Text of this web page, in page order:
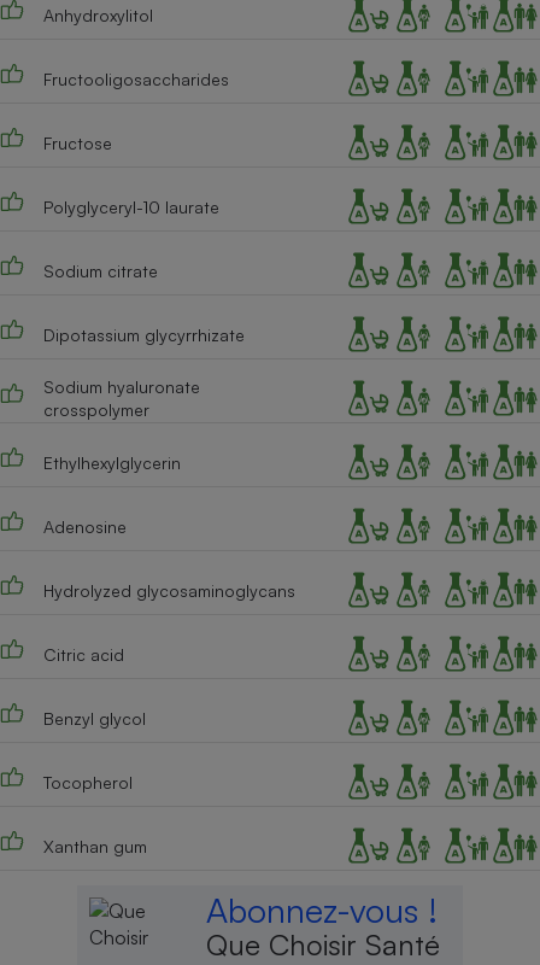
Anhydroxylitol
Fructooligosaccharides
Fructose
Polyglyceryl-10 laurate
Sodium citrate
Dipotassium glycyrrhizate
Sodium hyaluronate
crosspolymer
Ethylhexylglycerin
Adenosine
Hydrolyzed glycosaminoglycans
Citric acid
Benzyl glycol
Tocopherol
Xanthan gum
Abonnez-vous !
Que Choisir Santé